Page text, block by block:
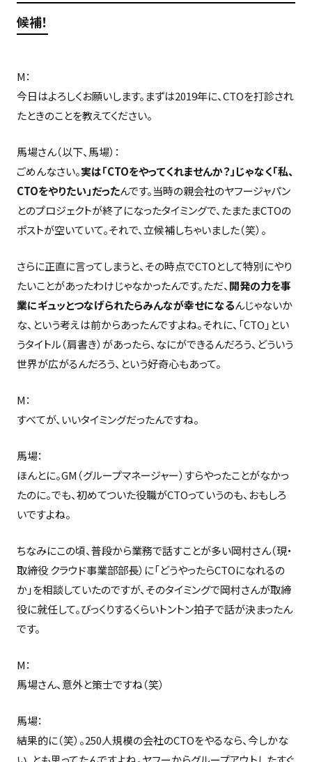
候補！
M：
今日はよろしくお願いします。まずは2019年に、CTOを打診され
たときのことを教えてください。
馬場さん（以下、馬場）：
ごめんなさい。実は「CTOをやってくれませんか？」じゃなく「私、
CTOをやりたい」だったんです。当時の親会社のヤフージャパン
とのプロジェクトが終了になったタイミングで、たまたまCTOの
ポストが空いていて。それで、立候補しちゃいました（笑）。
さらに正直に言ってしまうと、その時点でCTOとして特別にやり
たいことがあったわけじゃなかったんです。ただ、 開発の力を事
業にギュッとつなげられたらみんなが幸せになるんじゃないか
な、という考えは前からあったんですよね。それに、「CTO」とい
うタイトル（肩書き）があったら、なにができるんだろう、どういう
世界が広がるんだろう、という好奇心もあって。
M：
すべてが、いいタイミングだったんですね。
馬場：
ほんとに。GM（グループマネージャー）すらやったことがなかっ
たのに。でも、初めてついた役職がCTOっていうのも、おもしろ
いですよね。
ちなみにこの頃、普段から業務で話すことが多い岡村さん（現・
取締役 クラウド事業部部長）に「どうやったらCTOになれるの
か」を相談していたのですが、そのタイミングで岡村さんが取締
役に就任して。びっくりするくらいトントン拍子で話が決まったん
です。
M：
馬場さん、意外と策士ですね（笑）
馬場：
結果的に（笑）。250人規模の会社のCTOをやるなら、今しかな